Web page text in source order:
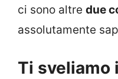
ci sono altre due
assolutamente
Ti sveliamo